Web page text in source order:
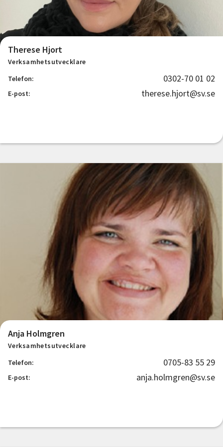
Therese Hjort
Verksamhetsutvecklare
Telefon:
0302-70 01 02
E-post: therese.hjort@sv.se
Anja Holmgren
Verksamhetsutvecklare
Telefon:
0705-83 55 29
E-post: anja.holmgren@sv.se